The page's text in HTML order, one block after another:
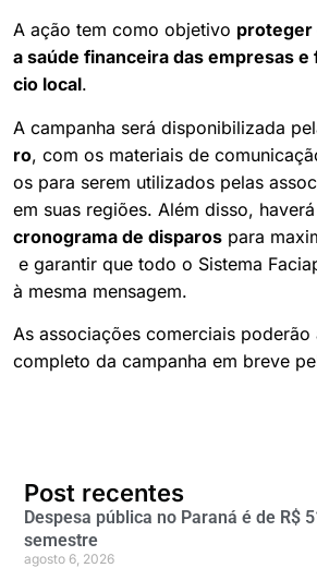
A ação tem como objetivo proteger
a saúde financeira das empresas
cio local.
A campanha será disponibilizada
ro, com os materiais de
os para serem utilizados pelas
em suas regiões. Além disso,
cronograma de disparos para
e garantir que todo o Sistema
à mesma mensagem.
As associações comerciais poderão
completo da campanha em breve
Post recentes
Despesa pública no Paraná é de R$
semestre
agosto 6, 2026